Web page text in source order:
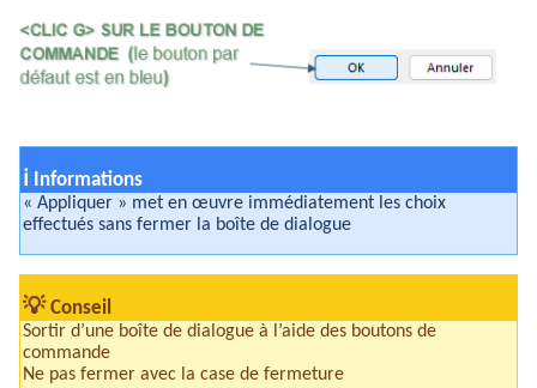
ℹ Informations
« Appliquer » met en œuvre immédiatement les choix
effectués sans fermer la boîte de dialogue
💡Conseil
Sortir d’une boîte de dialogue à l’aide des boutons de
commande
Ne pas fermer avec la case de fermeture